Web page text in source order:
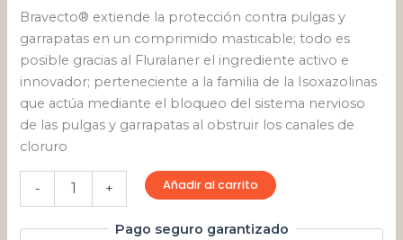
Bravecto® extiende la protección contra pulgas y
garrapatas en un comprimido masticable; todo es
posible gracias al Fluralaner el ingrediente activo e
innovador; perteneciente a la familia de la Isoxazolinas
que actúa mediante el bloqueo del sistema nervioso
de las pulgas y garrapatas al obstruir los canales de
cloruro
- + Añadir al carrito
Pago seguro garantizado